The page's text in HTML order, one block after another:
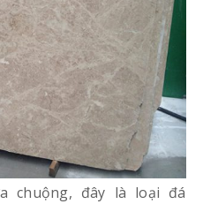
chuộng, đây là loại đá